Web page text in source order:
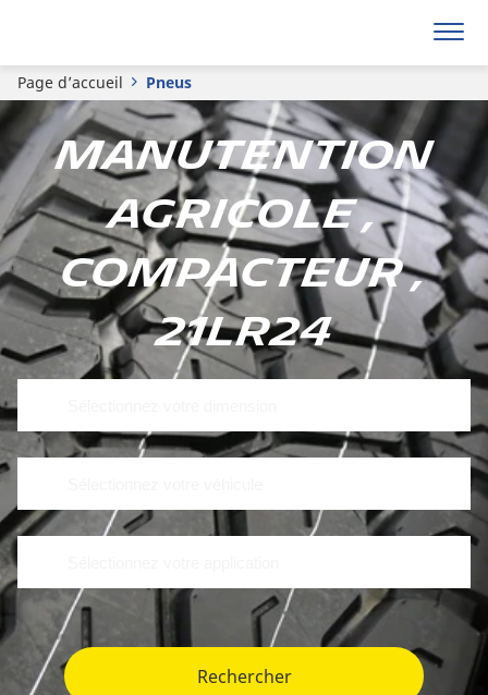
Page d’accueil Pneus
Manutention
agricole ,
Compacteur ,
21LR24
Rechercher